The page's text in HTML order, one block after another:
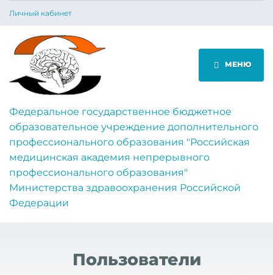
Личный кабинет
МЕНЮ
Федеральное государственное бюджетное
образовательное учреждение дополнительного
профессионального образования "Российская
медицинская академия непрерывного
профессионального образования"
Министерства здравоохранения Российской
Федерации
Пользователи